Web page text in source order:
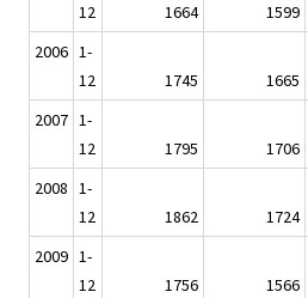
12
1664 1599
2006 1-
12
1745 1665
2007 1-
12
1795 1706
2008 1-
12
1862 1724
2009 1-
12
1756 1566